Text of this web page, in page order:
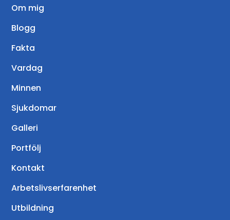
Om mig
Blogg
Fakta
Vardag
Minnen
Sjukdomar
Galleri
Portfölj
Kontakt
Arbetslivserfarenhet
Utbildning